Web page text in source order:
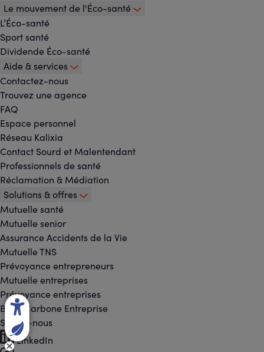
Le mouvement de l'Éco-santé
L’Éco-santé
Sport santé
Dividende Éco-santé
Aide & services
Contactez-nous
Trouvez une agence
FAQ
Espace personnel
Réseau Kalixia
Contact Sourd et Malentendant
Professionnels de santé
Réclamation & Médiation
Solutions & offres
Mutuelle santé
Mutuelle senior
Assurance Accidents de la Vie
Mutuelle TNS
Prévoyance entrepreneurs
Mutuelle entreprises
Prévoyance entreprises
Bilan Carbone Entreprise
Footer
Suivez-nous
LinkedIn